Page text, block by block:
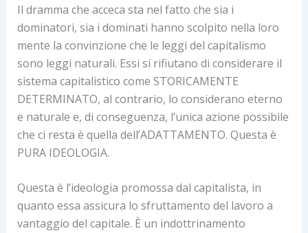
Il dramma che acceca sta nel fatto che sia i
dominatori, sia i dominati hanno scolpito nella loro
mente la convinzione che le leggi del capitalismo
sono leggi naturali. Essi si rifiutano di considerare il
sistema capitalistico come STORICAMENTE
DETERMINATO, al contrario, lo considerano eterno
e naturale e, di conseguenza, l’unica azione possibile
che ci resta è quella dell’ADATTAMENTO. Questa è
PURA IDEOLOGIA.
Questa è l’ideologia promossa dal capitalista, in
quanto essa assicura lo sfruttamento del lavoro a
vantaggio del capitale. È un indottrinamento